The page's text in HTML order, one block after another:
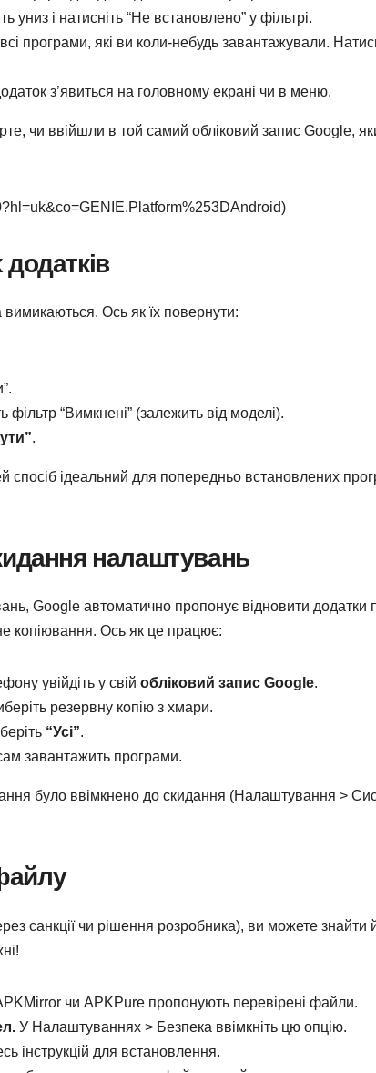
униз і натисніть “Не встановлено” у фільтрі.
програми, які ви коли-небудь завантажували.
з’явиться на головному екрані чи в меню.
чи ввійшли в той самий обліковий запис Google,
Ось як їх повернути:
фільтр “Вимкнені” (залежить від моделі).
.
спосіб ідеальний для попередньо встановлених
налаштувань
Google автоматично пропонує відновити додатки
копіювання. Ось як це працює:
увійдіть у свій обліковий запис Google.
резервну копію з хмари.
“Усі”.
завантажить програми.
було ввімкнено до скидання (Налаштування >
санкції чи рішення розробника), ви можете знайти
чи APKPure пропонують перевірені файли.
У Налаштуваннях > Безпека ввімкніть цю опцію.
інструкцій для встановлення.